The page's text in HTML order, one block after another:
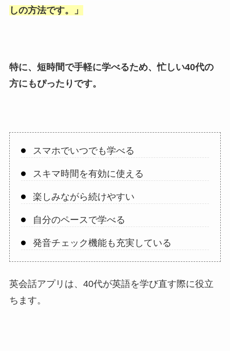
しの方法です。
」
特に、短時間で手軽に学べるため、忙しい40代の
方にもぴったりです。
スマホでいつでも学べる
スキマ時間を有効に使える
楽しみながら続けやすい
自分のペースで学べる
発音チェック機能も充実している
英会話アプリは、40代が英語を学び直す際に役立
ちます。